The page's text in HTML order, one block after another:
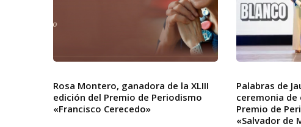
Rosa Montero, ganadora de la XLIII
edición del Premio de Periodismo
«Francisco Cerecedo»
Palabras de
ceremonia de
Premio de
«Salvador de